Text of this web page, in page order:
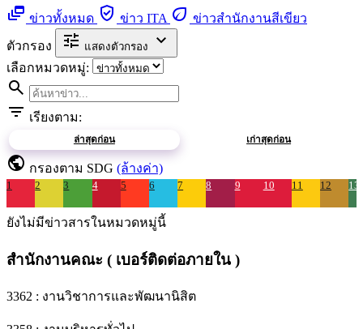
dynamic_feed ข่าวทั้งหมด verified_user ข่าว ITA eco ข่าวสำนักงานสีเขียว
ตัวกรอง
tune แสดงตัวกรอง expand_more
เลือกหมวดหมู่:
search
filter_list เรียงตาม:
ล่าสุดก่อน เก่าสุดก่อน
public กรองตาม SDG (ล้างค่า)
1 2 3 4 5 6 7 8 9 10 11 12 13
ยังไม่มีข่าวสารในหมวดหมู่นี้
สำนักงานคณะ ( เบอร์ติดต่อภายใน )
3362 : งานวิชาการและพัฒนานิสิต